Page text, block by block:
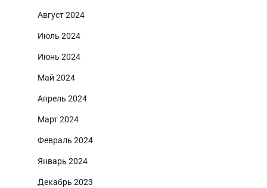
Август 2024
Июль 2024
Июнь 2024
Май 2024
Апрель 2024
Март 2024
Февраль 2024
Январь 2024
Декабрь 2023